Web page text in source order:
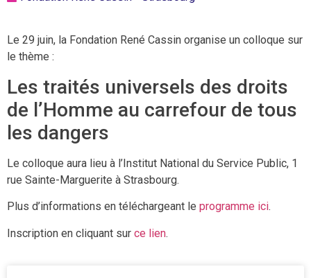
Le 29 juin, la Fondation René Cassin organise un colloque sur
le thème :
Les traités universels des droits
de l’Homme au carrefour de tous
les dangers
Le colloque aura lieu à l’Institut National du Service Public, 1
rue Sainte-Marguerite à Strasbourg.
Plus d’informations en téléchargeant le programme ici.
Inscription en cliquant sur ce lien.